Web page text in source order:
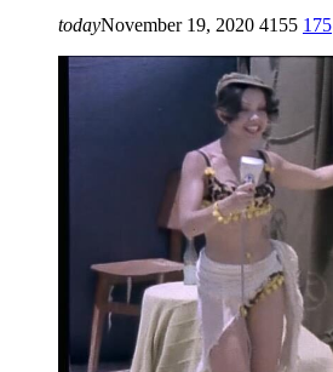
todayNovember 19, 2020 4155 175